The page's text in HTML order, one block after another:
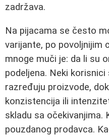
zadržava.
Na pijacama se često
varijante, po povoljnijim
mnoge muči je: da li su
podeljena. Neki
razređuju proizvode,
konzistencija ili
skladu sa očekivanjima.
pouzdanog prodavca.